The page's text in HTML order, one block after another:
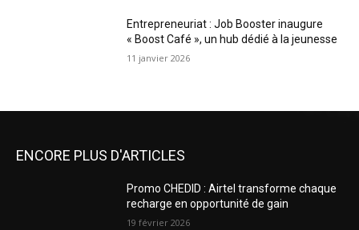
Entrepreneuriat : Job Booster inaugure
« Boost Café », un hub dédié à la jeunesse
11 janvier 2026
ENCORE PLUS D'ARTICLES
Promo CHEDID : Airtel transforme chaque
recharge en opportunité de gain
19 février 2026